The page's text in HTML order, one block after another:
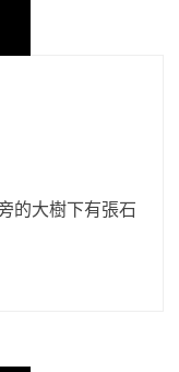
的大樹下有張石